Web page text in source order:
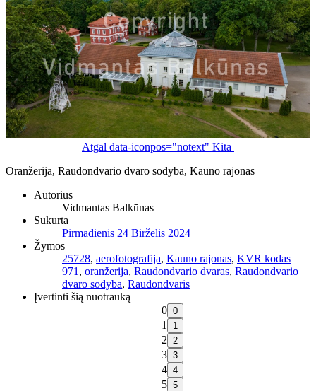
Atgal data-iconpos="notext" Kita
Oranžerija, Raudondvario dvaro sodyba, Kauno rajonas
Autorius
Vidmantas Balkūnas
Sukurta
Pirmadienis 24 Birželis 2024
Žymos
25728, aerofotografija, Kauno rajonas, KVR kodas
971 , oranžerija, Raudondvario dvaras, Raudondvario
dvaro sodyba, Raudondvaris
Įvertinti šią nuotrauką
0
1
2
3
4
5